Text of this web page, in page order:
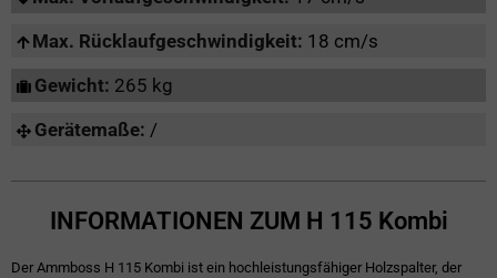
Max. Rücklaufgeschwindigkeit: 18 cm/s
Gewicht: 265 kg
Gerätemaße: /
INFORMATIONEN ZUM H 115 Kombi
Der Ammboss H 115 Kombi ist ein hochleistungsfähiger Holzspalter, der